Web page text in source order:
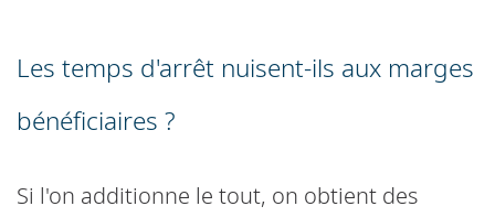
Les temps d'arrêt nuisent-ils aux marges
bénéficiaires ?
Si l'on additionne le tout, on obtient des